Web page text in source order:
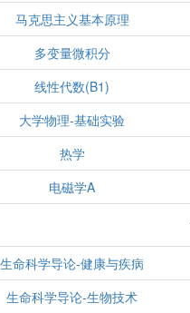
马克思主义基本原理
多变量微积分
线性代数(B1)
大学物理-基础实验
热学
电磁学A
生命科学导论-健康与疾病
生命科学导论-生物技术